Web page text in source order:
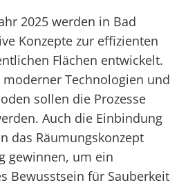
2025 werden in Bad
Konzepte zur effizienten
Flächen entwickelt.
moderner Technologien und
sollen die Prozesse
Auch die Einbindung
das Räumungskonzept
gewinnen, um ein
Bewusstsein für Sauberkeit